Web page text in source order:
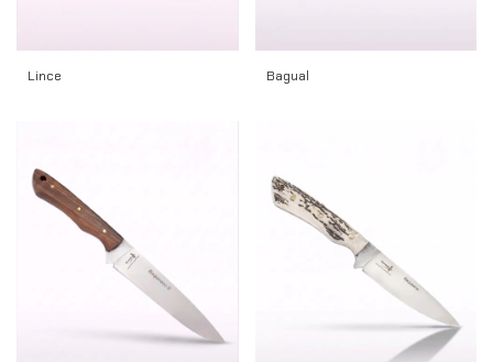
Lince Bagual